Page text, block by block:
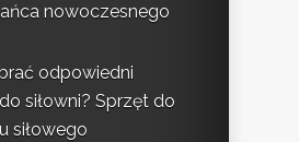
nowoczesnego
odpowiedni
siłowni? Sprzęt do
siłowego